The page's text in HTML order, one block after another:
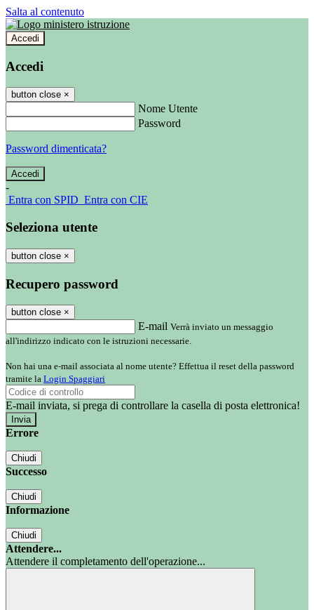
Salta al contenuto
Accedi
Accedi
button close ×
Nome Utente
Password
Password dimenticata?
-
Entra con SPID Entra con CIE
Seleziona utente
button close ×
Recupero password
button close ×
E-mail Verrà inviato un messaggio
all'indirizzo indicato con le istruzioni necessarie.
Non hai una e-mail associata al nome utente? Effettua il reset della password
tramite la Login Spaggiari
E-mail inviata, si prega di controllare la casella di posta elettronica!
Errore
Chiudi
Successo
Chiudi
Informazione
Chiudi
Attendere...
Attendere il completamento dell'operazione...